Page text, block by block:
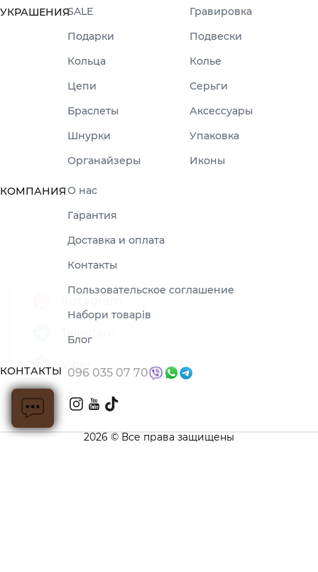
УКРАШЕНИЯSALE
Гравировка
Подарки
Подвески
Кольца
Колье
Цепи
Серьги
Браслеты
Аксессуары
Шнурки
Упаковка
Органайзеры
Иконы
КОМПАНИЯО нас
Гарантия
Доставка и оплата
Контакты
Пользовательское соглашение
Набори товарів
Блог
КОНТАКТЫ 096 035 07 70
2026 © Все права защищены